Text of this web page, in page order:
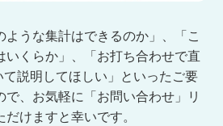
ような集計はできるのか」、「こ
いくらか」、「お打ち合わせで直
説明してほしい」といったご要
、お気軽に「お問い合わせ」リ
けますと幸いです。